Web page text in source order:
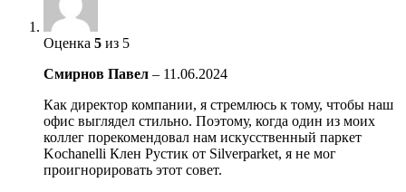
Оценка 5 из 5
Смирнов Павел – 11.06.2024
Как директор компании, я стремлюсь к тому, чтобы наш
офис выглядел стильно. Поэтому, когда один из моих
коллег порекомендовал нам искусственный паркет
Kochanelli Клен Рустик от Silverparket, я не мог
проигнорировать этот совет.